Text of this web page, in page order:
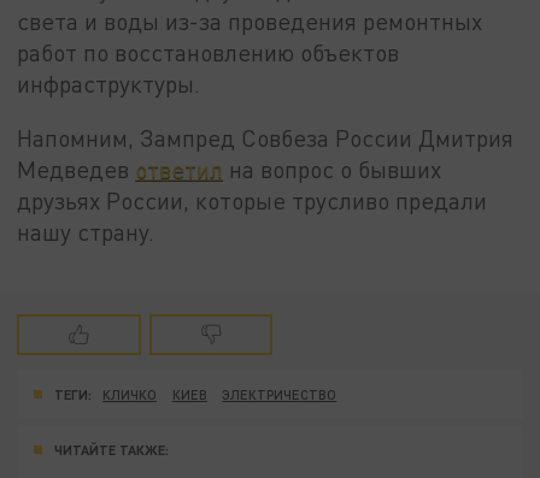
света и воды из-за проведения ремонтных
работ по восстановлению объектов
инфраструктуры.
Напомним, Зампред Совбеза России Дмитрия
Медведев ответил на вопрос о бывших
друзьях России, которые трусливо предали
нашу страну.
ТЕГИ: КЛИЧКО КИЕВ ЭЛЕКТРИЧЕСТВО
ЧИТАЙТЕ ТАКЖЕ: